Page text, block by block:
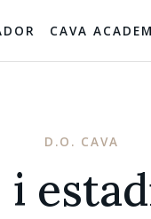
CAVA
D.O. CAVA